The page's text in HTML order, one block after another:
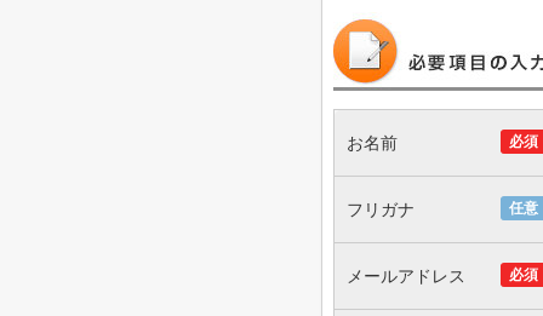
必須
お名前
任意
フリガナ
必須
メールアドレス